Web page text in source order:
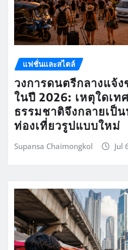
แฟชั่นและสไตล์
วงการดนตรีกลางแจ้
ในปี 2026: เหตุใดเท
ธรรมชาติจึงกลายเป็
ท่องเที่ยวรูปแบบใหม่
Supansa Chaimongkol Jul